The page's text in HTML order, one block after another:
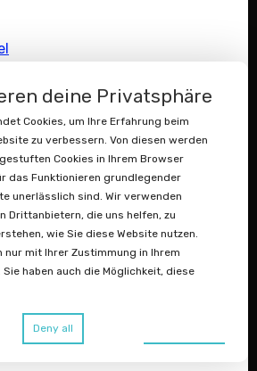
#Sedo
#Reiseportal
#Domainhandel
Antworten
deine Privatsphäre
Cookies, um Ihre Erfahrung beim
zu verbessern. Von diesen werden
Cookies in Ihrem Browser
das Funktionieren grundlegender
unerlässlich sind. Wir verwenden
Drittanbietern, die uns helfen, zu
wie Sie diese Website nutzen.
nur mit Ihrer Zustimmung in Ihrem
haben auch die Möglichkeit, diese
Deny all